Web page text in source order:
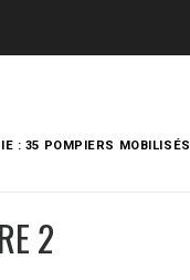
: 35 POMPIERS MOBILISÉS
2